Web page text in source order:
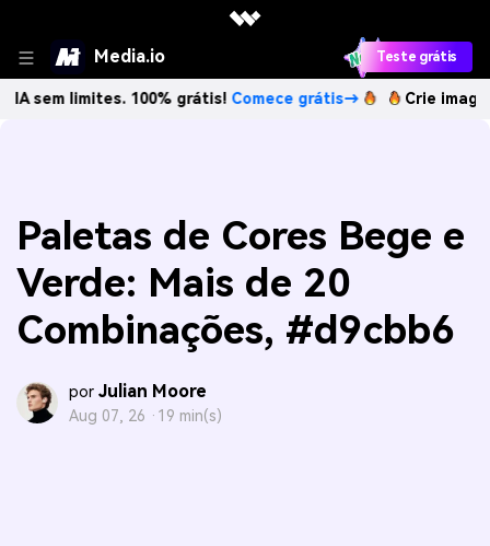
Media.io Teste grátis
100% grátis!Comece grátis→ Crie imagens com
Paletas de Cores Bege e
Verde: Mais de 20
Combinações, #d9cbb6
por Julian Moore
Aug 07, 26 · 19 min(s)